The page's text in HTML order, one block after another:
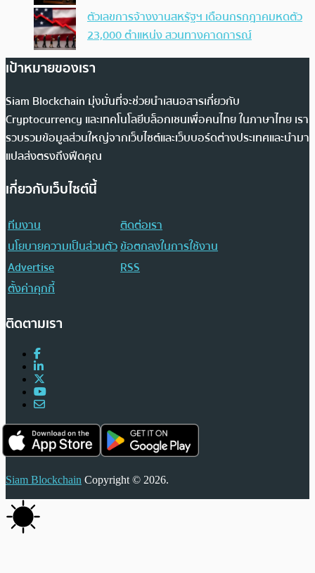
ตัวเลขการจ้างงานสหรัฐฯ เดือนกรกฎาคมหดตัว
23,000 ตำแหน่ง สวนทางคาดการณ์
เป้าหมายของเรา
Siam Blockchain มุ่งมั่นที่จะช่วยนำเสนอสารเกี่ยวกับ
Cryptocurrency และเทคโนโลยีบล็อกเชนเพื่อคนไทย ในภาษาไทย เรา
รวบรวมข้อมูลส่วนใหญ่จากเว็บไซต์และเว็บบอร์ดต่างประเทศและนำมา
แปลส่งตรงถึงฟีดคุณ
เกี่ยวกับเว็บไซต์นี้
ทีมงาน
ติดต่อเรา
นโยบายความเป็นส่วนตัวข้อตกลงในการใช้งาน
Advertise
RSS
ตั้งค่าคุกกี้
ติดตามเรา
Siam Blockchain Copyright © 2026.